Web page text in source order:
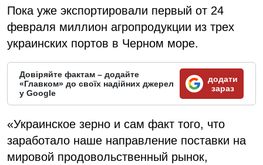
Пока уже экспортировали первый от 24
февраля миллион агропродукции из трех
украинских портов в Черном море.
Довіряйте фактам – додайте
«Главком» до своїх надійних джерел
у Google
додати
зараз
«Украинское зерно и сам факт того, что
заработало наше направление поставки на
мировой продовольственный рынок,